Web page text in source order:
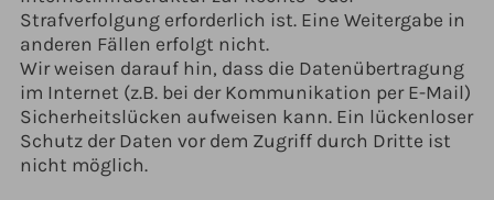
Strafverfolgung erforderlich ist. Eine Weitergabe in
anderen Fällen erfolgt nicht.
Wir weisen darauf hin, dass die Datenübertragung
im Internet (z.B. bei der Kommunikation per E-Mail)
Sicherheitslücken aufweisen kann. Ein lückenloser
Schutz der Daten vor dem Zugriff durch Dritte ist
nicht möglich.